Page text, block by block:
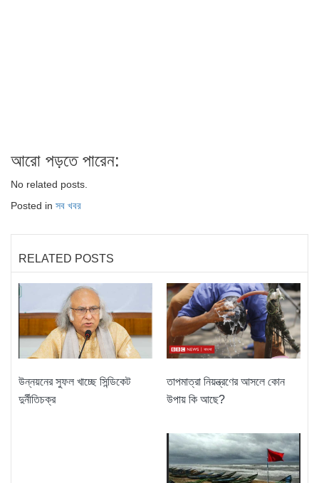
আরো পড়তে পারেন:
No related posts.
Posted in সব খবর
RELATED POSTS
উন্নয়নের সুফল খাচ্ছে সিন্ডিকেট
দুর্নীতিচক্র
তাপমাত্রা নিয়ন্ত্রণের আসলে কোন
উপায় কি আছে?